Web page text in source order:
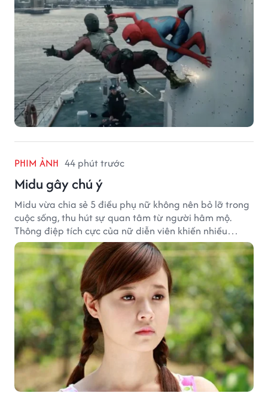
PHIM ẢNH 44 phút trước
Midu gây chú ý
Midu vừa chia sẻ 5 điều phụ nữ không nên bỏ lỡ trong
cuộc sống, thu hút sự quan tâm từ người hâm mộ.
Thông điệp tích cực của nữ diễn viên khiến nhiều
người đồng cảm khi nhìn lại hành trình sự nghiệp và
hạnh phúc hiện tại của cô.